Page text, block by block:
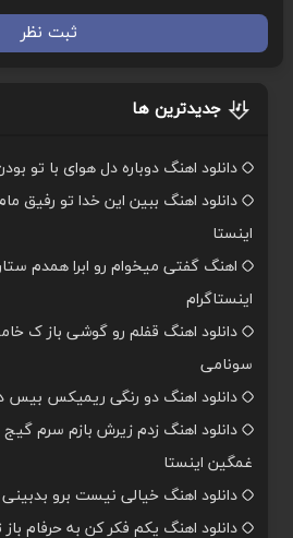
ثبت نظر
جدیدترین ها
دانلود اهنگ دوباره دل هوای با تو
دانلود اهنگ ببین این خدا تو رفیق
اینستا
اهنگ گفتی میخوام رو ابرا همدم
اینستاگرام
دانلود اهنگ قفلم رو گوشی باز ک
سونامی
دانلود اهنگ دو رنگی ریمیکس بیس
دانلود اهنگ زدم زیرش بازم سرم
غمگین اینستا
دانلود اهنگ خیالی نیست برو
دانلود اهنگ یکم فکر کن به حرفام